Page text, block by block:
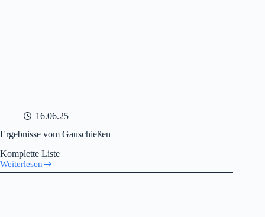
16.06.25
Ergebnisse vom Gauschießen
Komplette Liste
Weiterlesen
Ergebnisse